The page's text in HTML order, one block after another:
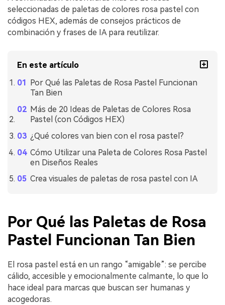
seleccionadas de paletas de colores rosa pastel con
códigos HEX, además de consejos prácticos de
combinación y frases de IA para reutilizar.
En este artículo
Por Qué las Paletas de Rosa Pastel Funcionan
Tan Bien
Más de 20 Ideas de Paletas de Colores Rosa
Pastel (con Códigos HEX)
¿Qué colores van bien con el rosa pastel?
Cómo Utilizar una Paleta de Colores Rosa Pastel
en Diseños Reales
Crea visuales de paletas de rosa pastel con IA
Por Qué las Paletas de Rosa
Pastel Funcionan Tan Bien
El rosa pastel está en un rango “amigable”: se percibe
cálido, accesible y emocionalmente calmante, lo que lo
hace ideal para marcas que buscan ser humanas y
acogedoras.